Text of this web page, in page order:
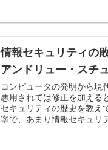
情報セキュリティの
アンドリュー・スチ
コンピュータの発明から現
悪用されては修正を加える
セキュリティの歴史を教え
寧で、あまり情報セキュリ